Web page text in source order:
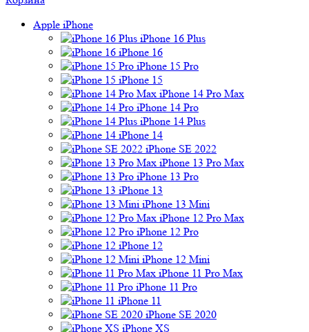
Apple iPhone
iPhone 16 Plus
iPhone 16
iPhone 15 Pro
iPhone 15
iPhone 14 Pro Max
iPhone 14 Pro
iPhone 14 Plus
iPhone 14
iPhone SE 2022
iPhone 13 Pro Max
iPhone 13 Pro
iPhone 13
iPhone 13 Mini
iPhone 12 Pro Max
iPhone 12 Pro
iPhone 12
iPhone 12 Mini
iPhone 11 Pro Max
iPhone 11 Pro
iPhone 11
iPhone SE 2020
iPhone XS